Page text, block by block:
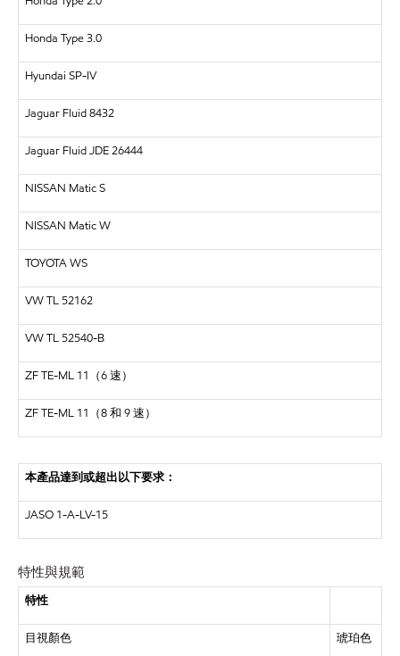
Honda Type 3.0
Hyundai SP-IV
Jaguar Fluid 8432
Jaguar Fluid JDE 26444
NISSAN Matic S
NISSAN Matic W
TOYOTA WS
VW TL 52162
VW TL 52540-B
ZF TE-ML 11（6 速）
ZF TE-ML 11 （8和 9速）
本產品達到或超出以下要求：
JASO 1-A-LV-15
特性與規範
特性
目視顏色 琥珀色